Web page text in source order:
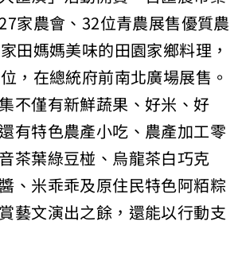
家農會、32位青農展售優質農
田媽媽美味的田園家鄉料理，
，在總統府前南北廣場展售。
不僅有新鮮蔬果、好米、好
有特色農產小吃、農產加工零
茶葉綠豆椪、烏龍茶白巧克
、米乖乖及原住民特色阿粨粽
藝文演出之餘，還能以行動支